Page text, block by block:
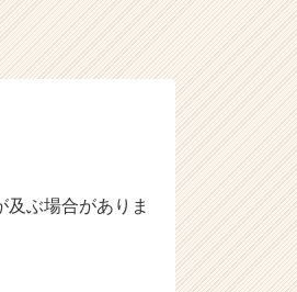
ぶ場合がありま